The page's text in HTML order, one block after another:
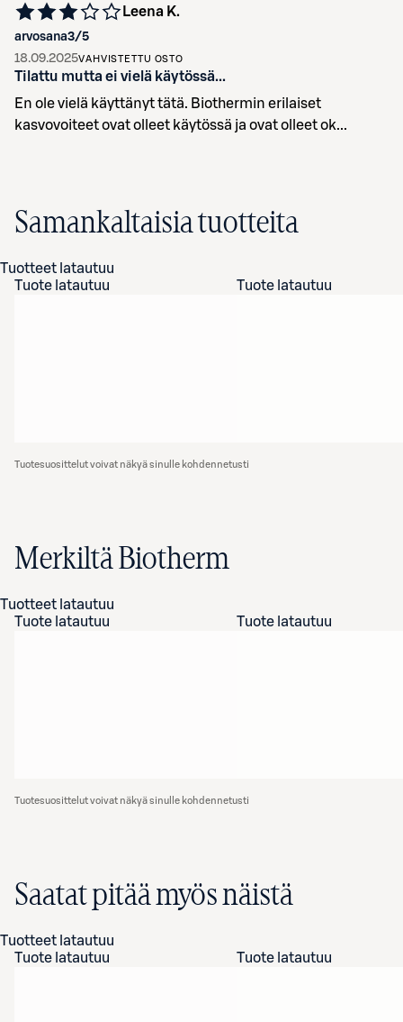
arvosana3/5
Leena K.
18.09.2025VAHVISTETTU OSTO
Tilattu mutta ei vielä käytössä...
En ole vielä käyttänyt tätä. Biothermin erilaiset
kasvovoiteet ovat olleet käytössä ja ovat olleet ok...
Samankaltaisia tuotteita
Tuotteet latautuu
Tuote latautuu
Tuote latautuu
Tuotesuosittelut voivat näkyä sinulle kohdennetusti
Merkiltä Biotherm
Tuotteet latautuu
Tuote latautuu
Tuote latautuu
Tuotesuosittelut voivat näkyä sinulle kohdennetusti
Saatat pitää myös näistä
Tuotteet latautuu
Tuote latautuu
Tuote latautuu